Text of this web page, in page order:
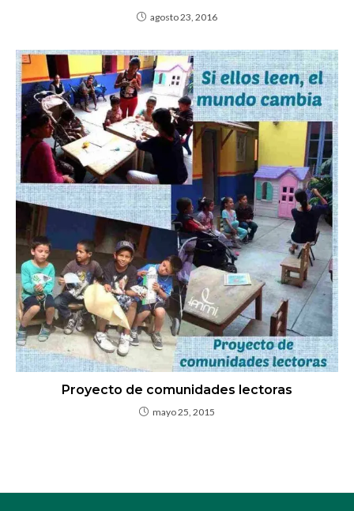
agosto 23, 2016
Proyecto de comunidades lectoras
mayo 25, 2015